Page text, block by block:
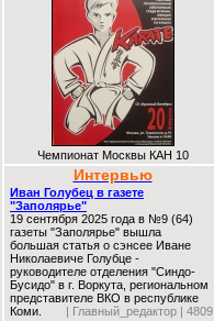
Чемпионат Москвы КАН 10
Интервью
Иван Голубец в газете
"Заполярье"
19 сентября 2025 года в №9 (64)
газеты "Заполярье" вышла
большая статья о сэнсее Иване
Николаевиче Голубце -
руководителе отделения "Синдо-
Бусидо" в г. Воркута, региональном
представителе ВКО в республике
Коми.
| Главный_редактор | 4809